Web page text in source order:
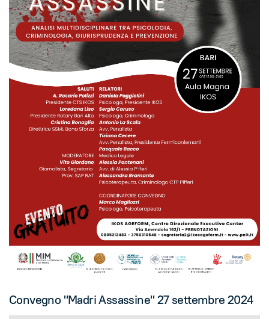
Convegno "Madri Assassine" 27 settembre 2024